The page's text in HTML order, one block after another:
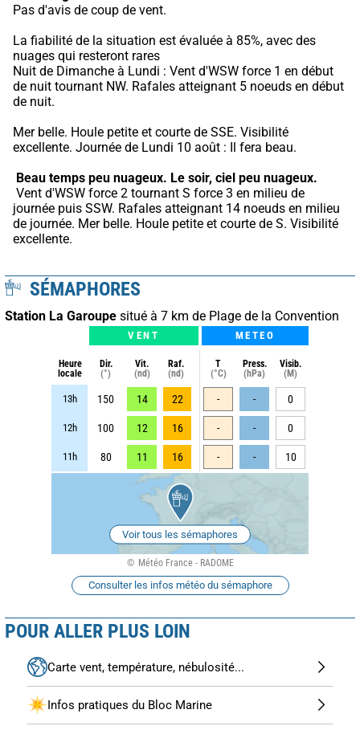
Pas d'avis de coup de vent.
La fiabilité de la situation est évaluée à 85%, avec des
nuages qui resteront rares
Nuit de Dimanche à Lundi : Vent d'WSW force 1 en début
de nuit tournant NW. Rafales atteignant 5 noeuds en début
de nuit.
Mer belle. Houle petite et courte de SSE. Visibilité
excellente. Journée de Lundi 10 août : Il fera beau.
Beau temps peu nuageux. Le soir, ciel peu nuageux.
journée puis SSW. Rafales atteignant 14 noeuds en milieu
de journée. Mer belle. Houle petite et courte de S. Visibilité
excellente.
SÉMAPHORES
Station La Garoupe situé à 7 km de Plage de la Convention
VENT METEO
Heure
locale
Dir.
(°)
Vit.
(nd)
Raf.
(nd)
T
(°C)
Press.
(hPa)
Visib.
(M)
13h 150 14 22 - - 0
12h 100 12 16 - - 0
11h 80 11 16 - - 10
Voir tous les sémaphores
Météo France - RADOME
Consulter les infos météo du sémaphore
POUR ALLER PLUS LOIN
Carte vent, température, nébulosité...
Infos pratiques du Bloc Marine